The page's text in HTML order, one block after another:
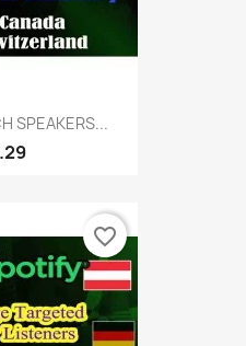
SPEAKERS...
favorite_border